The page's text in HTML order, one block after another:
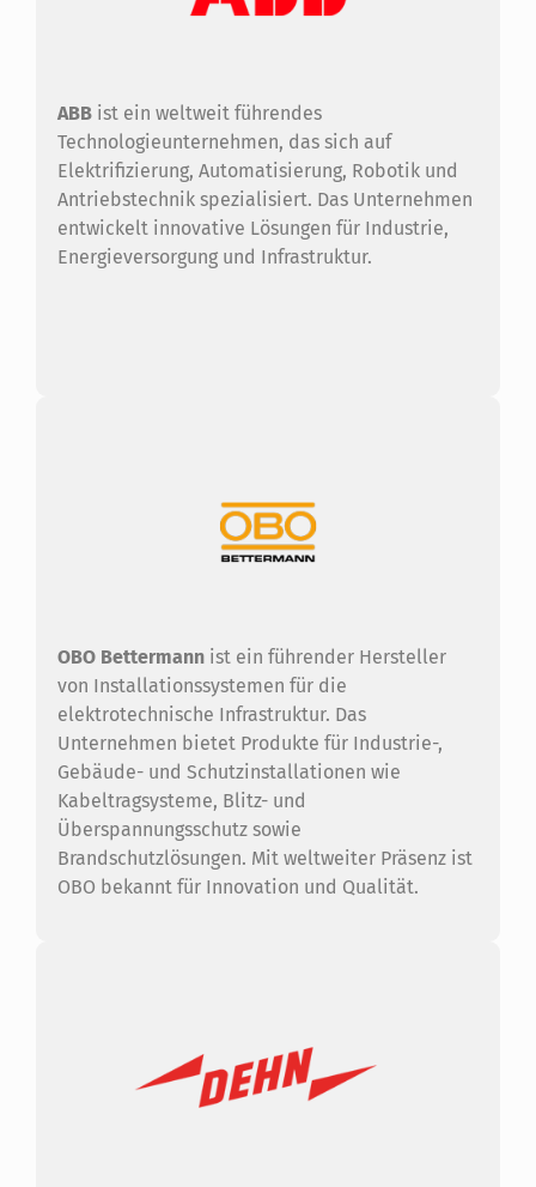
ABB ist ein weltweit führendes
Technologieunternehmen, das sich auf
Elektrifizierung, Automatisierung, Robotik und
Antriebstechnik spezialisiert. Das Unternehmen
entwickelt innovative Lösungen für Industrie,
Energieversorgung und Infrastruktur.
OBO Bettermann ist ein führender Hersteller
von Installationssystemen für die
elektrotechnische Infrastruktur. Das
Unternehmen bietet Produkte für Industrie-,
Gebäude- und Schutzinstallationen wie
Kabeltragsysteme, Blitz- und
Überspannungsschutz sowie
Brandschutzlösungen. Mit weltweiter Präsenz ist
OBO bekannt für Innovation und Qualität.